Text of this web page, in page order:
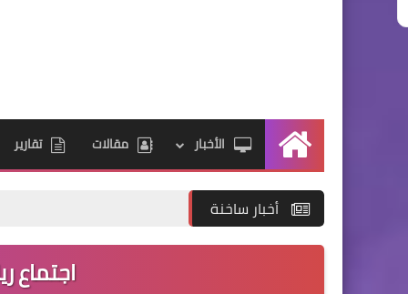
الرئيسيةالأخبار مقالات تقارير
أخبار ساخنة
اجتماع